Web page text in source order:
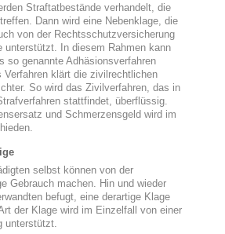
Straftatbestände verhandelt, die
Dann wird eine Nebenklage, die
von der Rechtsschutzversicherung
unterstützt. In diesem Rahmen kann
so genannte Adhäsionsverfahren
Verfahren klärt die zivilrechtlichen
So wird das Zivilverfahren, das in
stattfindet, überflüssig.
und Schmerzensgeld wird im
selbst können von der
Gebrauch machen. Hin und wieder
befugt, eine derartige Klage
der Klage wird im Einzelfall von einer
unterstützt.